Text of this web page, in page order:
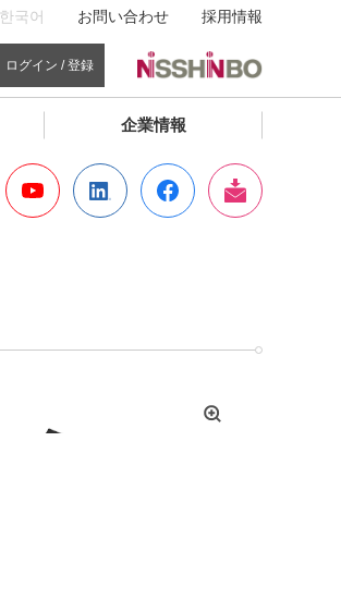
한국어 お問い合わせ 採用情報
ログイン / 登録
企業情報
拡